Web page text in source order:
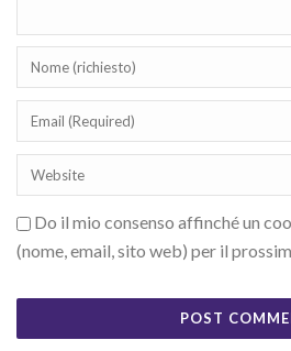
Do il mio consenso affinché un
(nome, email, sito web) per il